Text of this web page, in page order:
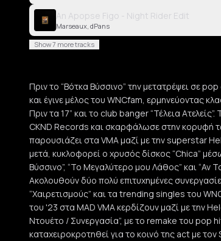
An Apopse Figo - Night Rider Edit
Marseaux, dPans
Show 7 more tracks
Πριν το “Bότκα Βύσσινο” την μετατρέψει σε
και έγινε μέλος του WNCfam, ερμηνεύοντας
Πριν τα 17” και το club banger “Τέλεια
CKND Records και σκαρφάλωσε στην κορυφή
παρουσιάζει στα VMA μαζί με την superstar
μετά, κυκλοφορεί ο χρυσός δίσκος “Chica”
Βύσσινο”, “Το Μεγαλύτερο μου Λάθος” και “Αν
Ακολουθούν δύο πολύ επιτυχημένες
“Χαιρετισμούς” και τα trending singles του
του '23 στα MAD VMA κερδίζουν μαζί με την
Ντουέτο / Συνεργασία”, με το remake του pop
καταχειροκροτηθεί για το κοινό της act με